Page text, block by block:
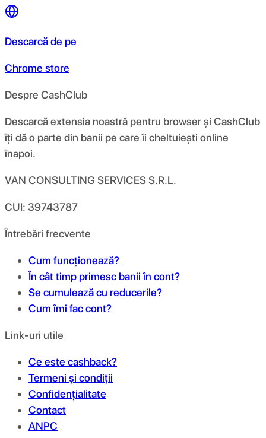
Descarcă de pe
Chrome store
Despre CashClub
Descarcă extensia noastră pentru browser și CashClub
îți dă o parte din banii pe care îi cheltuiești online
înapoi.
VAN CONSULTING SERVICES S.R.L.
CUI: 39743787
Întrebări frecvente
Cum funcționează?
În cât timp primesc banii în cont?
Se cumulează cu reducerile?
Cum îmi fac cont?
Link-uri utile
Ce este cashback?
Termeni și condiții
Confidențialitate
Contact
ANPC